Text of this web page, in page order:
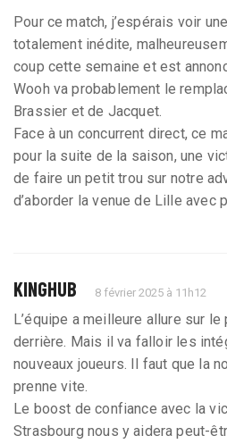
Pour ce match, j’espérais voir
totalement inédite,
coup cette semaine et est
Wooh va probablement le
Brassier et de Jacquet.
Face à un concurrent direct, ce
pour la suite de la saison, une
de faire un petit trou sur notre
d’aborder la venue de Lille avec
KINGHUB 8 février 2025 à 11h12
L’équipe a meilleure allure sur le
derrière. Mais il va falloir les
nouveaux joueurs. Il faut que la
prenne vite.
Le boost de confiance avec la
Strasbourg nous y aidera peut-